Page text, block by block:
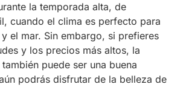
la temporada alta, de
cuando el clima es perfecto para
el mar. Sin embargo, si prefieres
y los precios más altos, la
puede ser una buena
podrás disfrutar de la belleza de